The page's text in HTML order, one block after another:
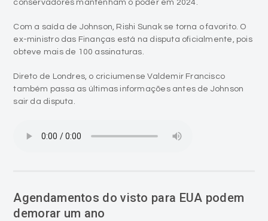
conservadores mantenham o poder em 2024.
Com a saída de Johnson, Rishi Sunak se torna o favorito. O
ex-ministro das Finanças está na disputa oficialmente, pois
obteve mais de 100 assinaturas.
Direto de Londres, o criciumense Valdemir Francisco
também passa as últimas informações antes de Johnson
sair da disputa.
Agendamentos do visto para EUA podem
demorar um ano